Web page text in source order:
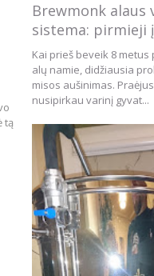
tą
Brewmonk alaus
sistema: pirmieji
Kai prieš beveik 8 metus
alų namie, didžiausia
misos aušinimas.
nusipirkau varinį gyvat...